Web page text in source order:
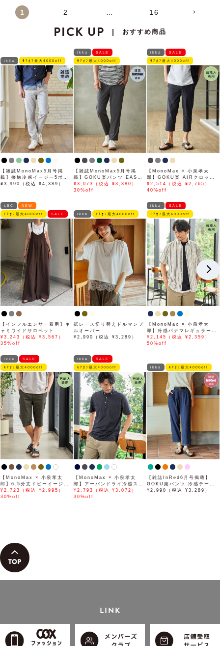
1 2 … 16
PICK UP | おすすめ商品
ikka ﾓｱｵﾌ最大4000off
【雑誌MonoMax5月号掲
載】接触冷感イージー5ポケ
ット
¥3,990（税込 ¥4,389）
ikka SALE
ﾓｱｵﾌ最大4000off
【雑誌MonoMax5月号掲
載】GOKU楽パンツ EASY
STRETCH 冷感アンクル
【接触冷感】「小泉孝太郎さ
¥3,073（税込 ¥3,380）
30%off
ikka SALE
ﾓｱｵﾌ最大4000off
【MonoMax × 小泉孝太
郎】GOKU楽 AIRクロップ
ドパンツ「小泉孝太郎さん着
用モデル」
¥2,514（税込 ¥2,765）
40%off
LBC NEW
ﾓｱｵﾌ最大4000off SALE
【インフルエンサー着用】キ
ャミワイドサロペット
¥3,243（税込 ¥3,567）
35%off
ikka ﾓｱｵﾌ最大4000off
裾レース切り替えドルマンプ
ルオーバー
¥2,990（税込 ¥3,289）
ikka SALE
ﾓｱｵﾌ最大4000off
【MonoMax × 小泉孝太
郎】冷感パナマレギュラーカ
ラー半袖シャツ「小泉孝太郎
さん着用モデル」
¥2,145（税込 ¥2,359）
50%off
ikka SALE
ﾓｱｵﾌ最大4000off
【MonoMax × 小泉孝太
郎】6.5分丈ドビーイージー
ハーフパンツ「小泉孝太郎さ
ん着用モデル」
¥2,723（税込 ¥2,995）
30%off
ikka SALE
ﾓｱｵﾌ最大4000off
【MonoMax × 小泉孝太
郎】アーバンドライ冷感スイ
スボタンダウンポロシャツ
「小泉孝太郎さん着用モデ
¥2,793（税込 ¥3,072）
30%off
ikka ﾓｱｵﾌ最大4000off
【雑誌InRed6月号掲載】
GOKU楽パンツ 冷感テーパ
ード【接触冷感】
¥2,990（税込 ¥3,289）
LINK